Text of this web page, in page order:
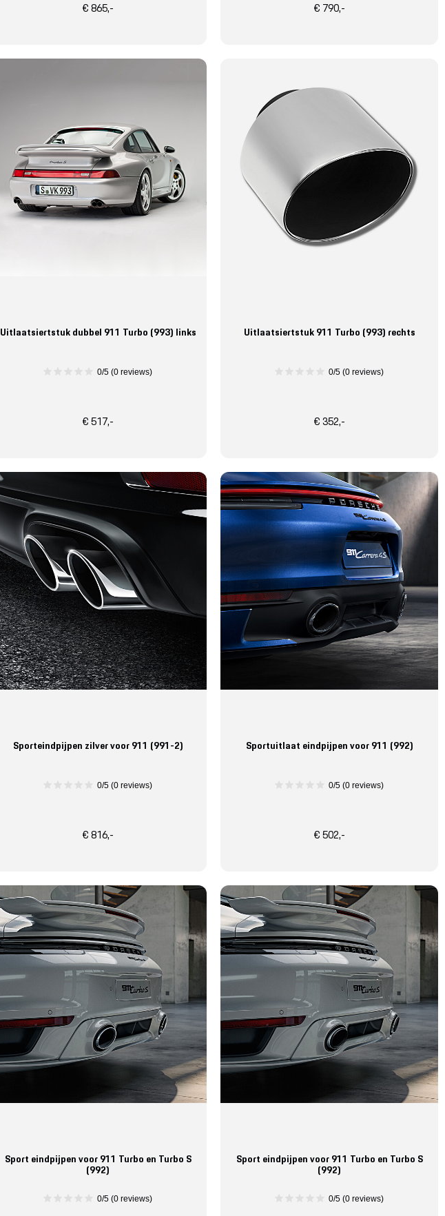
€ 865,- € 790,-
Uitlaatsiertstuk dubbel 911 Turbo (993) links
0/5 (0 reviews)
€ 517,-
Uitlaatsiertstuk 911 Turbo (993) rechts
0/5 (0 reviews)
€ 352,-
Sporteindpijpen zilver voor 911 (991-2)
0/5 (0 reviews)
€ 816,-
Sportuitlaat eindpijpen voor 911 (992)
0/5 (0 reviews)
€ 502,-
Sport eindpijpen voor 911 Turbo en Turbo S
(992)
0/5 (0 reviews)
Sport eindpijpen voor 911 Turbo en Turbo S
(992)
0/5 (0 reviews)